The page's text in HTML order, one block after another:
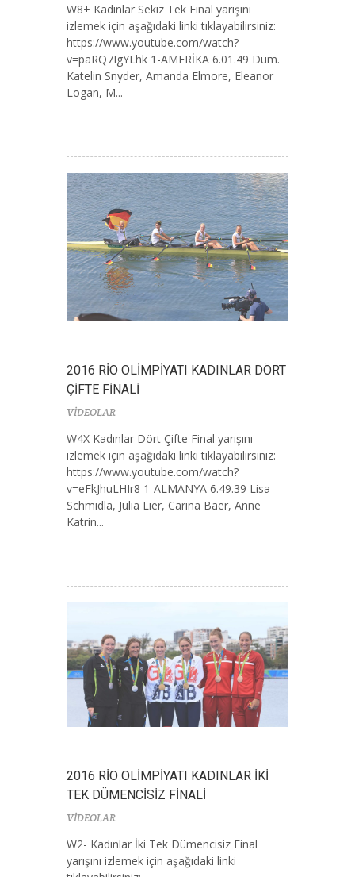
W8+ Kadınlar Sekiz Tek Final yarışını
izlemek için aşağıdaki linki tıklayabilirsiniz:
https://www.youtube.com/watch?
v=paRQ7IgYLhk 1-AMERİKA 6.01.49 Düm.
Katelin Snyder, Amanda Elmore, Eleanor
Logan, M...
2016 RİO OLİMPİYATI KADINLAR DÖRT
ÇİFTE FİNALİ
VİDEOLAR
W4X Kadınlar Dört Çifte Final yarışını
izlemek için aşağıdaki linki tıklayabilirsiniz:
https://www.youtube.com/watch?
v=eFkJhuLHIr8 1-ALMANYA 6.49.39 Lisa
Schmidla, Julia Lier, Carina Baer, Anne
Katrin...
2016 RİO OLİMPİYATI KADINLAR İKİ
TEK DÜMENCİSİZ FİNALİ
VİDEOLAR
W2- Kadınlar İki Tek Dümencisiz Final
yarışını izlemek için aşağıdaki linki